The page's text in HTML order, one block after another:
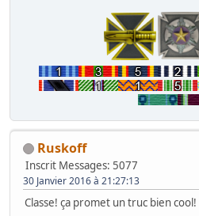
Ruskoff
Inscrit Messages: 5077
30 Janvier 2016 à 21:27:13
Classe! ça promet un truc bien cool!